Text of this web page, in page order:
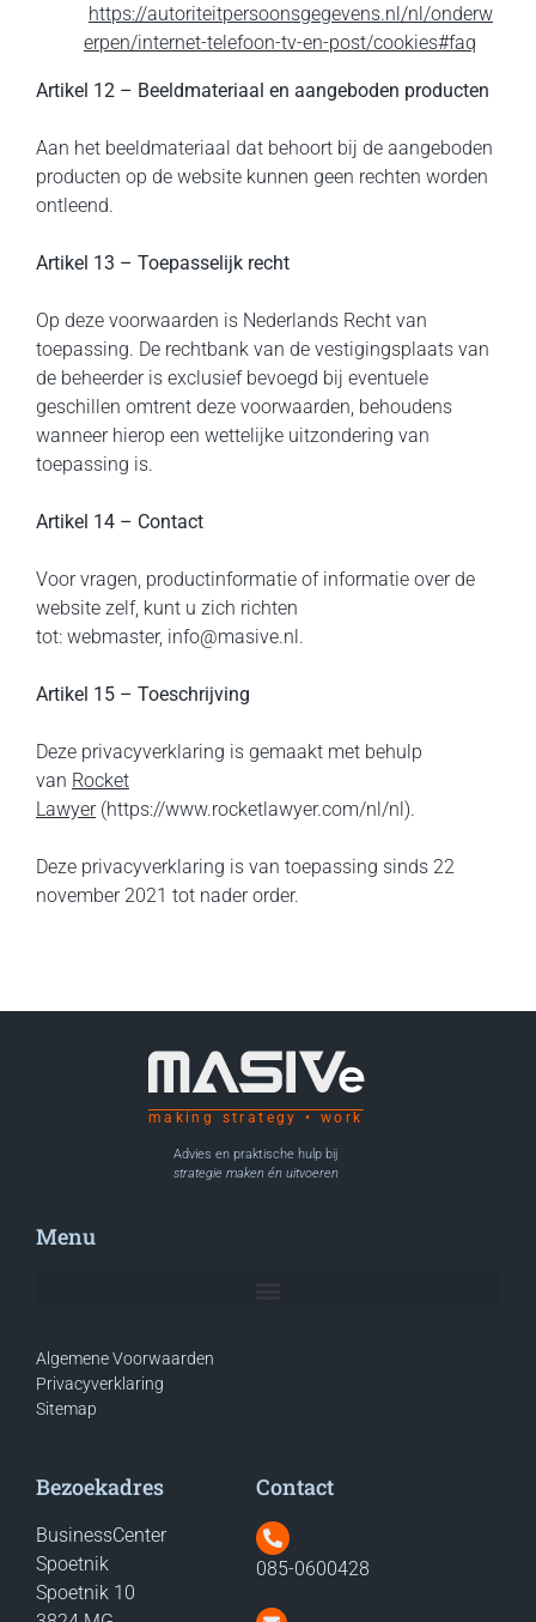
https://autoriteitpersoonsgegevens.nl/nl/onderw
erpen/internet-telefoon-tv-en-post/cookies#faq
Artikel 12 – Beeldmateriaal en aangeboden producten
Aan het beeldmateriaal dat behoort bij de aangeboden
producten op de website kunnen geen rechten worden
ontleend.
Artikel 13 – Toepasselijk recht
Op deze voorwaarden is Nederlands Recht van
toepassing. De rechtbank van de vestigingsplaats van
de beheerder is exclusief bevoegd bij eventuele
geschillen omtrent deze voorwaarden, behoudens
wanneer hierop een wettelijke uitzondering van
toepassing is.
Artikel 14 – Contact
Voor vragen, productinformatie of informatie over de
website zelf, kunt u zich richten
tot: webmaster, info@masive.nl.
Artikel 15 – Toeschrijving
Deze privacyverklaring is gemaakt met behulp
van Rocket
Lawyer(https://www.rocketlawyer.com/nl/nl).
Deze privacyverklaring is van toepassing sinds 22
november 2021 tot nader order.
making strategy • work
Advies en praktische hulp bij
strategie maken én uitvoeren
Menu
Algemene Voorwaarden
Privacyverklaring
Sitemap
Bezoekadres
BusinessCenter
Spoetnik
Spoetnik 10
Contact
085-0600428